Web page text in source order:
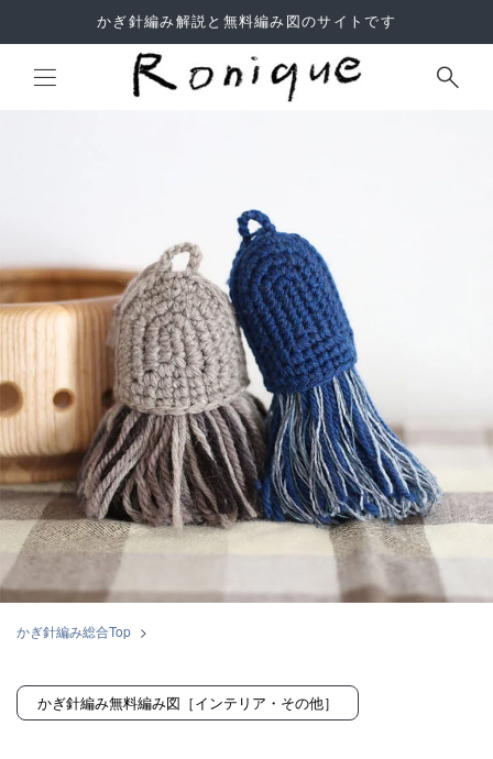
かぎ針編み解説と無料編み図のサイトです
よくあるご質問
利用規約
サイトマップ
かぎ針編み総合Top >
物からバッグまで
かぎ針編み無料編み図［インテリア・その他］